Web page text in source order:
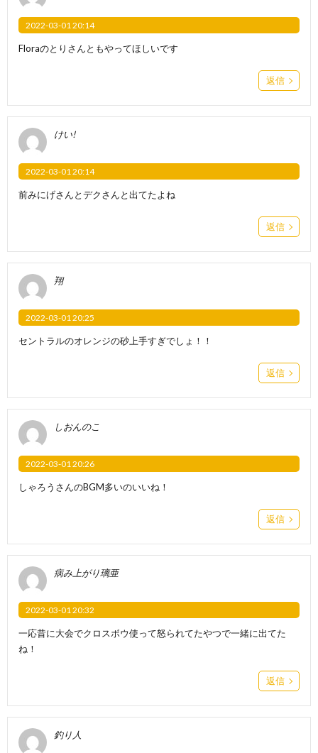
2022-03-01 20:14
Floraのとりさんともやってほしいです
返信
けい!
2022-03-01 20:14
前みにげさんとデクさんと出てたよね
返信
翔
2022-03-01 20:25
セントラルのオレンジの砂上手すぎでしょ！！
返信
しおんのこ
2022-03-01 20:26
しゃろうさんのBGM多いのいいね！
返信
病み上がり璃亜
2022-03-01 20:32
一応昔に大会でクロスボウ使って怒られてたやつで一緒に出てた
ね！
返信
釣り人